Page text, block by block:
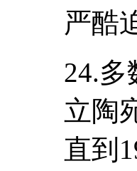
严酷
24.
立陶
直到